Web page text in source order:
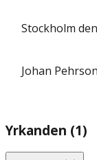
Stockholm
Johan
Yrkanden (1)